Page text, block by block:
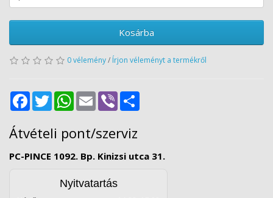
Kosárba
0 vélemény/ Írjon véleményt a termékről
FacebookTwitter WhatsApp
Email Viber
Átvételi pont/szerviz
PC-PINCE 1092. Bp. Kinizsi utca 31.
Nyitvatartás